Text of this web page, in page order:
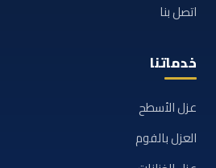
اتصل بنا
خدماتنا
عزل الأسطح
العزل بالفوم